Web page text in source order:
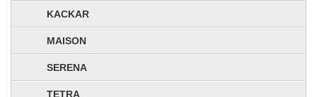
KACKAR
MAISON
SERENA
TETRA